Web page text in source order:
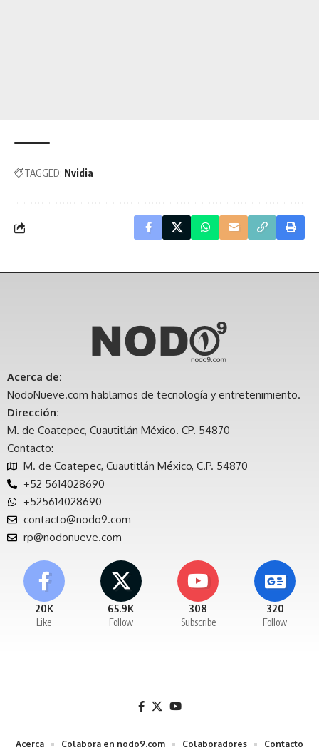
TAGGED: Nvidia
Acerca de:
NodoNueve.com hablamos de tecnología y entretenimiento.
Dirección:
M. de Coatepec, Cuautitlán México. CP. 54870
Contacto:
M. de Coatepec, Cuautitlán México, C.P. 54870
+52 5614028690
+525614028690
contacto@nodo9.com
rp@nodonueve.com
20K
Like
65.9K
Follow
308
Subscribe
320
Follow
Acerca Colabora en nodo9.com Colaboradores Contacto